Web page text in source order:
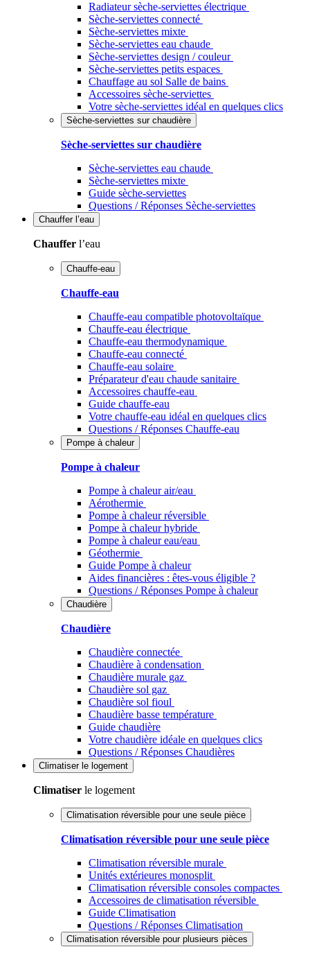
Radiateur sèche-serviettes électrique
Sèche-serviettes connecté
Sèche-serviettes mixte
Sèche-serviettes eau chaude
Sèche-serviettes design / couleur
Sèche-serviettes petits espaces
Chauffage au sol Salle de bains
Accessoires sèche-serviettes
Votre sèche-serviettes idéal en quelques clics
Sèche-serviettes sur chaudière
Sèche-serviettes sur chaudière
Sèche-serviettes eau chaude
Sèche-serviettes mixte
Guide sèche-serviettes
Questions / Réponses Sèche-serviettes
Chauffer l’eau
Chauffer l’eau
Chauffe-eau
Chauffe-eau
Chauffe-eau compatible photovoltaïque
Chauffe-eau électrique
Chauffe-eau thermodynamique
Chauffe-eau connecté
Chauffe-eau solaire
Préparateur d'eau chaude sanitaire
Accessoires chauffe-eau
Guide chauffe-eau
Votre chauffe-eau idéal en quelques clics
Questions / Réponses Chauffe-eau
Pompe à chaleur
Pompe à chaleur
Pompe à chaleur air/eau
Aérothermie
Pompe à chaleur réversible
Pompe à chaleur hybride
Pompe à chaleur​ eau/eau
Géothermie
Guide Pompe à chaleur
Aides financières : êtes-vous éligible ?
Questions / Réponses Pompe à chaleur
Chaudière
Chaudière
Chaudière connectée
Chaudière à condensation
Chaudière murale gaz
Chaudière sol gaz
Chaudière sol fioul
Chaudière basse température
Guide chaudière
Votre chaudière idéale en quelques clics
Questions / Réponses Chaudières
Climatiser le logement
Climatiser le logement
Climatisation réversible pour une seule pièce
Climatisation réversible pour une seule pièce
Climatisation réversible murale
Unités extérieures monosplit
Climatisation réversible consoles compactes
Accessoires de climatisation réversible
Guide Climatisation
Questions / Réponses Climatisation
Climatisation réversible pour plusieurs pièces